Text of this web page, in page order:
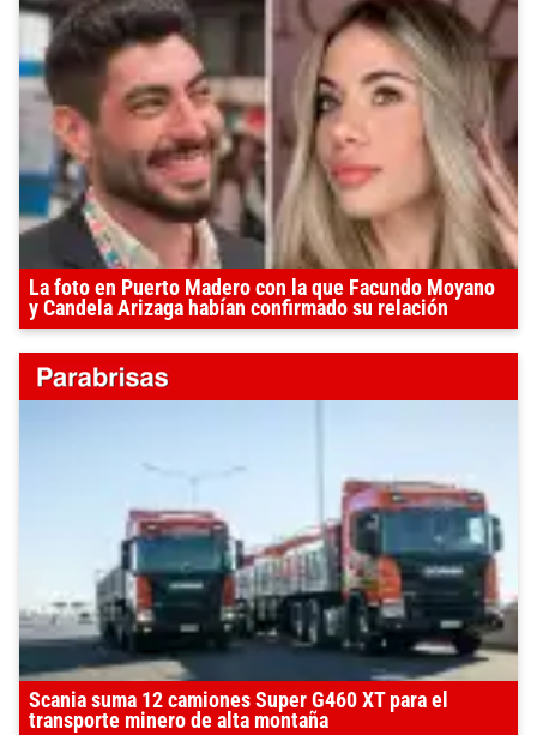
La foto en Puerto Madero con la que Facundo Moyano
y Candela Arizaga habían confirmado su relación
Scania suma 12 camiones Super G460 XT para el
transporte minero de alta montaña